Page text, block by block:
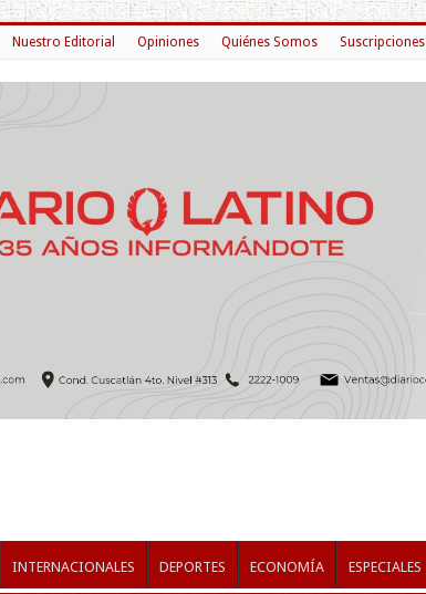
Nuestro Editorial Opiniones Quiénes Somos Suscripciones
INTERNACIONALES DEPORTES ECONOMÍA ESPECIALES